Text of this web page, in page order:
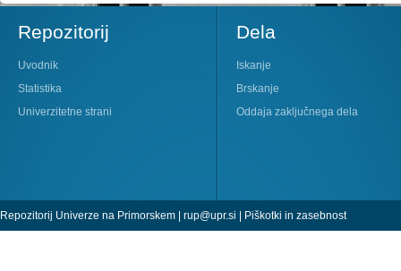
Repozitorij
Uvodnik
Statistika
Univerzitetne strani
Dela
Iskanje
Brskanje
Oddaja zaključnega dela
Repozitorij Univerze na Primorskem | rup@upr.si | Piškotki in zasebnost